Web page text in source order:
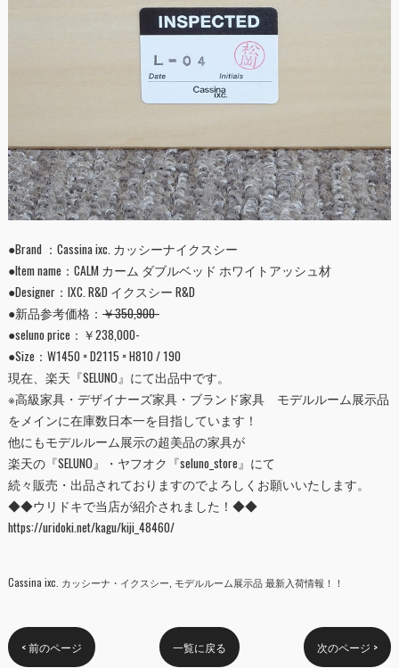
●Brand ：Cassina ixc. カッシーナイクスシー
●Item name：CALM カーム ダブルベッド ホワイトアッシュ材
●Designer：IXC. R&D イクスシー R&D
●新品参考価格： ￥350,900-
●seluno price：￥238,000-
●Size：W1450 × D2115 × H810 / 190
現在、楽天『SELUNO』にて出品中です。
※高級家具・デザイナーズ家具・ブランド家具 モデルルーム展示品
をメインに在庫数日本一を目指しています！
他にもモデルルーム展示の超美品の家具が
楽天の『SELUNO』・ヤフオク『seluno_store』にて
続々販売・出品されておりますのでよろしくお願いいたします。
◆◆ウリドキで当店が紹介されました！◆◆
https://uridoki.net/kagu/kiji_48460/
Cassina ixc. カッシーナ・イクスシー モデルルーム展示品 最新入荷情報！！
< 前のページ 一覧に戻る 次のページ >